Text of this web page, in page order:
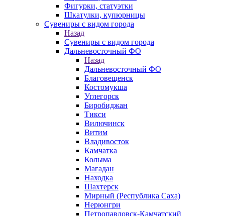
Фигурки, статуэтки
Шкатулки, купюрницы
Сувениры с видом города
Назад
Сувениры с видом города
Дальневосточный ФО
Назад
Дальневосточный ФО
Благовещенск
Костомукша
Углегорск
Биробиджан
Тикси
Вилючинск
Витим
Владивосток
Камчатка
Колыма
Магадан
Находка
Шахтерск
Мирный (Республика Саха)
Нерюнгри
Петропавловск-Камчатский